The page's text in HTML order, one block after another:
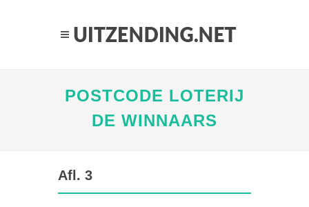
POSTCODE LOTERIJ
DE WINNAARS
Afl. 3